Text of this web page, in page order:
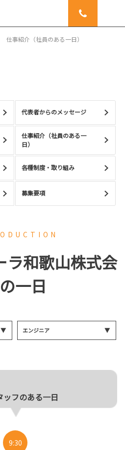
仕事紹介（社員のある一日）
代表者からのメッセージ
仕事紹介（社員のある一
日）
各種制度・取り組み
募集要項
ラ和歌山株式会
一日
エンジニア
ッフのある一日
9:30